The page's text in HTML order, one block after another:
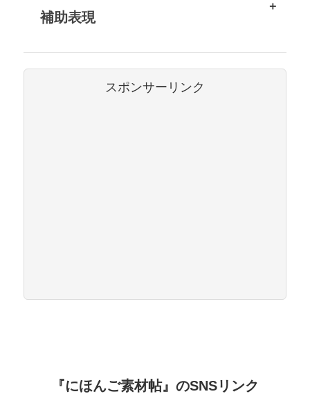
補助表現
スポンサーリンク
『にほんご素材帖』のSNSリンク